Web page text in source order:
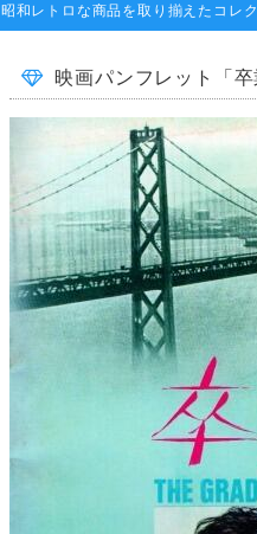
昭和レトロな商品を取り揃えたコレ
映画パンフレット「